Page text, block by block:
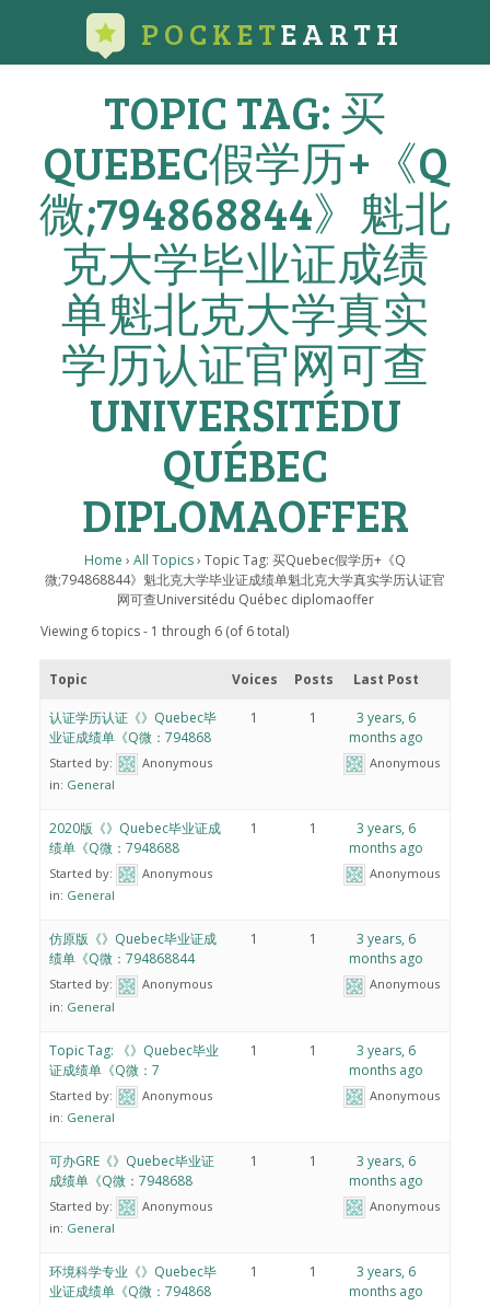
POCKETEARTH
TOPIC TAG: 买
QUEBEC假学历+《Q
微;794868844》魁北
克大学毕业证成绩
单魁北克大学真实
学历认证官网可查
UNIVERSITÉDU
QUÉBEC
DIPLOMAOFFER
Home › All Topics› Topic Tag: 买Quebec假学历+《Q
微;794868844》魁北克大学毕业证成绩单魁北克大学真实学历认证官
网可查Universitédu Québec diplomaoffer
Viewing 6 topics - 1 through 6 (of 6 total)
Topic Voices Posts Last Post
认证学历认证《》Quebec毕
业证成绩单《Q微：794868
Started by:
Anonymous
in: General
1 1
3 years, 6
months ago
Anonymous
2020版《》Quebec毕业证成
绩单《Q微：7948688
Started by:
Anonymous
in: General
1 1
3 years, 6
months ago
Anonymous
仿原版《》Quebec毕业证成
绩单《Q微：794868844
Started by:
Anonymous
in: General
1 1
3 years, 6
months ago
Anonymous
Topic Tag: 《》Quebec毕业
证成绩单《Q微：7
Started by:
Anonymous
in: General
1 1
3 years, 6
months ago
Anonymous
可办GRE《》Quebec毕业证
成绩单《Q微：7948688
Started by:
Anonymous
in: General
1 1
3 years, 6
months ago
Anonymous
环境科学专业《》Quebec毕
业证成绩单《Q微：794868
1 1
3 years, 6
months ago